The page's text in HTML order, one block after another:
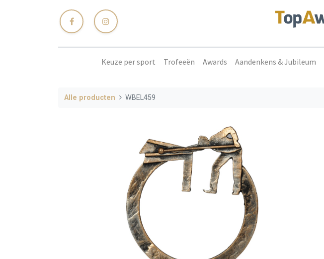
Keuze per sport Trofeeën Awards Aandenkens & Jubileum
Alle producten WBEL459